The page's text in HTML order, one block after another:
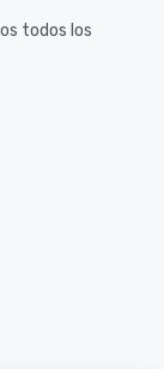
todos los